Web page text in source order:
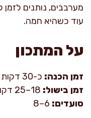
מערבבים, נותנים
עוד כשהיא חמה.
על המתכון
זמן הכנה: כ-30 דקות עבודה פעילה (לא כולל התפחה) |
זמן בישול:
סועדים: